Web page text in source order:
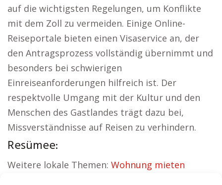
auf die wichtigsten Regelungen, um Konflikte
mit dem Zoll zu vermeiden. Einige Online-
Reiseportale bieten einen Visaservice an, der
den Antragsprozess vollständig übernimmt und
besonders bei schwierigen
Einreiseanforderungen hilfreich ist. Der
respektvolle Umgang mit der Kultur und den
Menschen des Gastlandes trägt dazu bei,
Missverständnisse auf Reisen zu verhindern.
Resümee:
Weitere lokale Themen: Wohnung mieten